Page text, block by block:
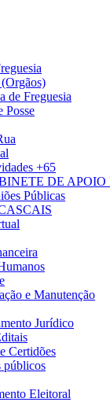
de Freguesia
Posse
+65
DE APOIO
Públicas
e Manutenção
Jurídico
Certidões
públicos
Eleitoral